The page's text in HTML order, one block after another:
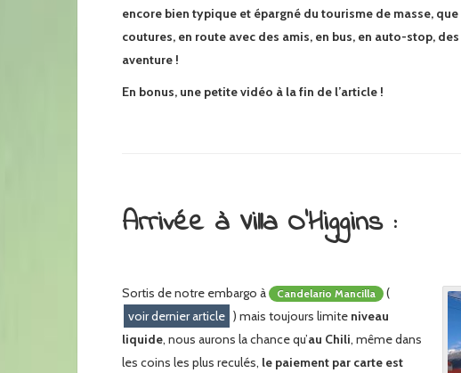
encore bien typique et épargné du tourisme de masse,
coutures, en route avec des amis, en bus, en auto-stop,
aventure !
En bonus, une petite vidéo à la fin de l’article !
Arrivée à Villa O’Higgins :
Sortis de notre embargo à Candelario Mancilla
(
voir dernier article ) mais toujours limite niveau
liquide, nous aurons la chance qu’au Chili, même dans
les coins les plus reculés, le paiement par carte est